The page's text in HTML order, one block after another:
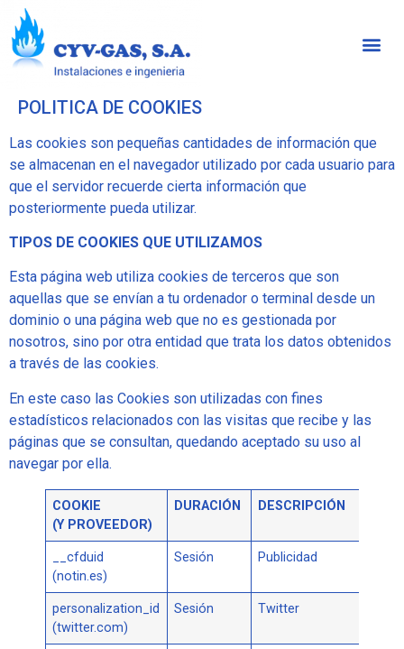
POLITICA DE COOKIES
Las cookies son pequeñas cantidades de información que
se almacenan en el navegador utilizado por cada usuario para
que el servidor recuerde cierta información que
posteriormente pueda utilizar.
TIPOS DE COOKIES QUE UTILIZAMOS
Esta página web utiliza cookies de terceros que son
aquellas que se envían a tu ordenador o terminal desde un
dominio o una página web que no es gestionada por
nosotros, sino por otra entidad que trata los datos obtenidos
a través de las cookies.
En este caso las Cookies son utilizadas con fines
estadísticos relacionados con las visitas que recibe y las
páginas que se consultan, quedando aceptado su uso al
navegar por ella.
COOKIE
(Y PROVEEDOR)
DURACIÓN DESCRIPCIÓN
__cfduid
(notin.es)
Sesión Publicidad
personalization_id
(twitter.com)
Sesión Twitter